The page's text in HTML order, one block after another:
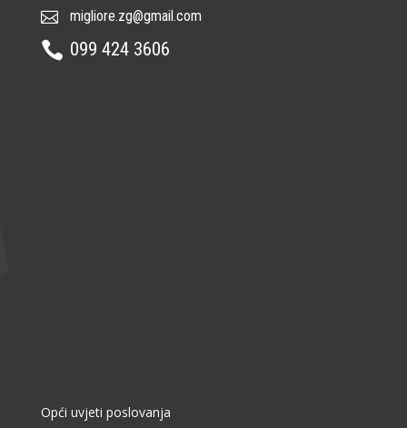

migliore.zg@gmail.com
 099 424 3606
Opći uvjeti poslovanja